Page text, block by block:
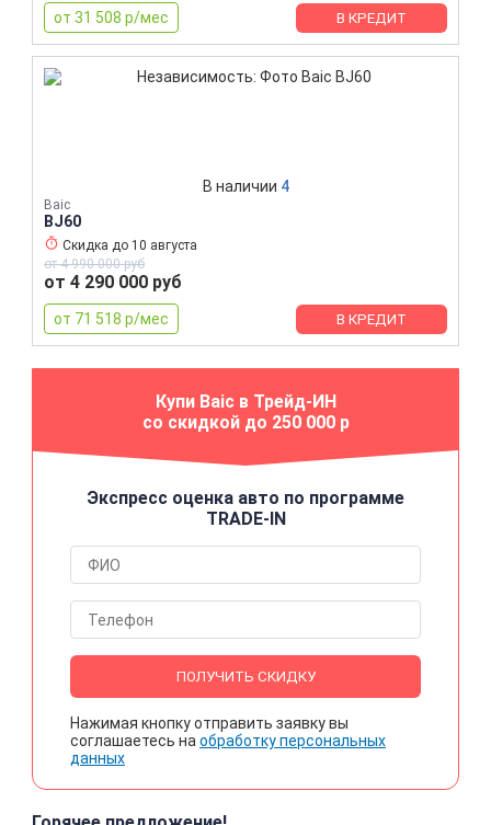
от 31 508 р/мес В КРЕДИТ
Baic
BJ60
В наличии 4
Скидка до 10 августа
от 4 990 000 руб
от 4 290 000 руб
от 71 518 р/мес В КРЕДИТ
Купи Baic в Трейд-ИН
со скидкой до 250 000 р
Экспресс оценка авто по программе
TRADE-IN
ПОЛУЧИТЬ СКИДКУ
Нажимая кнопку отправить заявку вы
соглашаетесь на обработку персональных
данных